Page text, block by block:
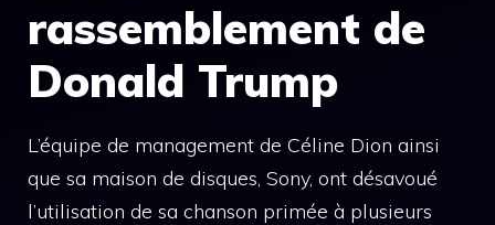
rassemblement de
Donald Trump
L’équipe de management de Céline Dion ainsi
que sa maison de disques, Sony, ont désavoué
l’utilisation de sa chanson primée à plusieurs